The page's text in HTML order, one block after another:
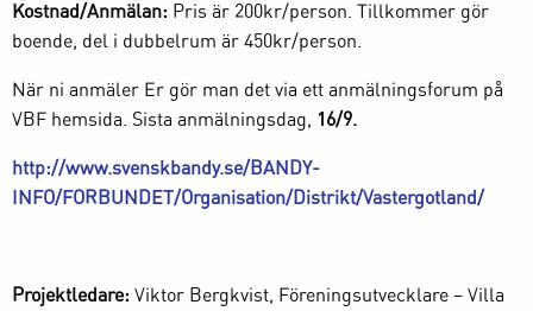
Kostnad/Anmälan: Pris är 200kr/person. Tillkommer gör
boende, del i dubbelrum är 450kr/person.
När ni anmäler Er gör man det via ett anmälningsforum på
VBF hemsida. Sista anmälningsdag, 16/9.
http://www.svenskbandy.se/BANDY-
INFO/FORBUNDET/Organisation/Distrikt/Vastergotland/
Projektledare: Viktor Bergkvist, Föreningsutvecklare – Villa